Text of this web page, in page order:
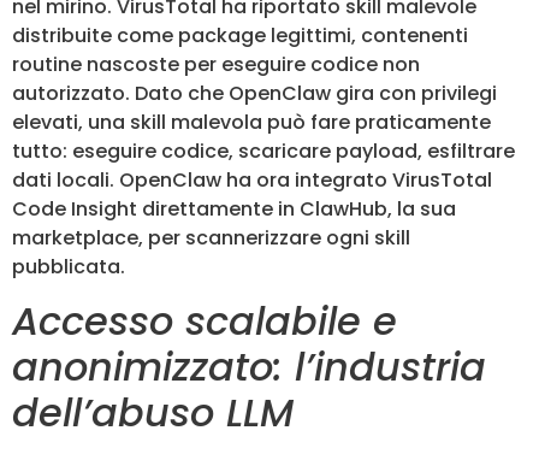
nel mirino. VirusTotal ha riportato skill malevole
distribuite come package legittimi, contenenti
routine nascoste per eseguire codice non
autorizzato. Dato che OpenClaw gira con privilegi
elevati, una skill malevola può fare praticamente
tutto: eseguire codice, scaricare payload, esfiltrare
dati locali. OpenClaw ha ora integrato VirusTotal
Code Insight direttamente in ClawHub, la sua
marketplace, per scannerizzare ogni skill
pubblicata.
Accesso scalabile e
anonimizzato: l’industria
dell’abuso LLM